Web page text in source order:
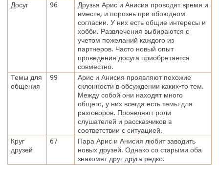
Досуг 96
Друзья Арис и Анисия проводят время и
вместе, и порознь при обоюдном
согласии. У них есть общие интересы и
хобби. Развлечения выбираются с
учетом пожеланий каждого из
партнеров. Часто новый опыт
проведения досуга приобретается
совместно.
Темы для
общения
99
Арис и Анисия проявляют похожие
склонности в обсуждении каких-то тем.
Между собой они находят много
общего, у них всегда есть темы для
разговоров. Проявляют роли
слушателей и рассказчиков в
соответствии с ситуацией.
Круг
друзей
67
Пара Арис и Анисия любит заводить
новых друзей. Однако со старыми оба
знакомят друг друга редко.